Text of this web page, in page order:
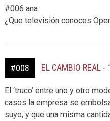
#006 ana
¿Que televisión conoces
#008 EL CAMBIO REAL -
El ‘truco’ entre uno y otro
casos la empresa se
suyo, y que una misma